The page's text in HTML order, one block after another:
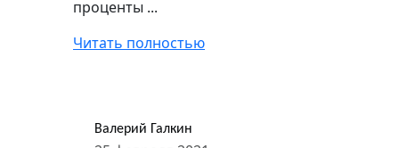
проценты ...
Читать полностью
Валерий Галкин